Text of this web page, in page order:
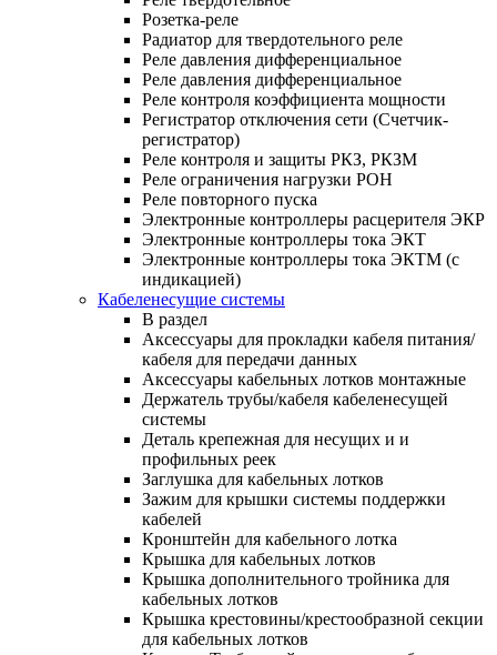
Розетка-реле
Радиатор для твердотельного реле
Реле давления дифференциальное
Реле давления дифференциальное
Реле контроля коэффициента мощности
Регистратор отключения сети (Счетчик-
регистратор)
Реле контроля и защиты РКЗ, РКЗМ
Реле ограничения нагрузки РОН
Реле повторного пуска
Электронные контроллеры расцерителя ЭКР
Электронные контроллеры тока ЭКТ
Электронные контроллеры тока ЭКТМ (с
индикацией)
Кабеленесущие системы
В раздел
Аксессуары для прокладки кабеля питания/
кабеля для передачи данных
Аксессуары кабельных лотков монтажные
Держатель трубы/кабеля кабеленесущей
системы
Деталь крепежная для несущих и и
профильных реек
Заглушка для кабельных лотков
Зажим для крышки системы поддержки
кабелей
Кронштейн для кабельного лотка
Крышка для кабельных лотков
Крышка дополнительного тройника для
кабельных лотков
Крышка крестовины/крестообразной секции
для кабельных лотков